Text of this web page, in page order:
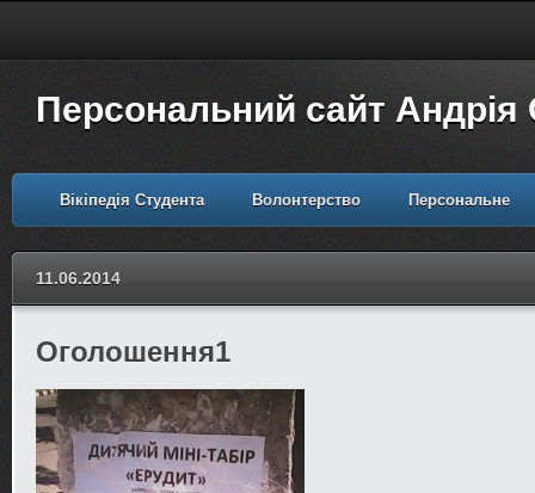
Персональний сайт Андрія
Вікіпедія Студента Волонтерство Персональне
11.06.2014
Оголошення1